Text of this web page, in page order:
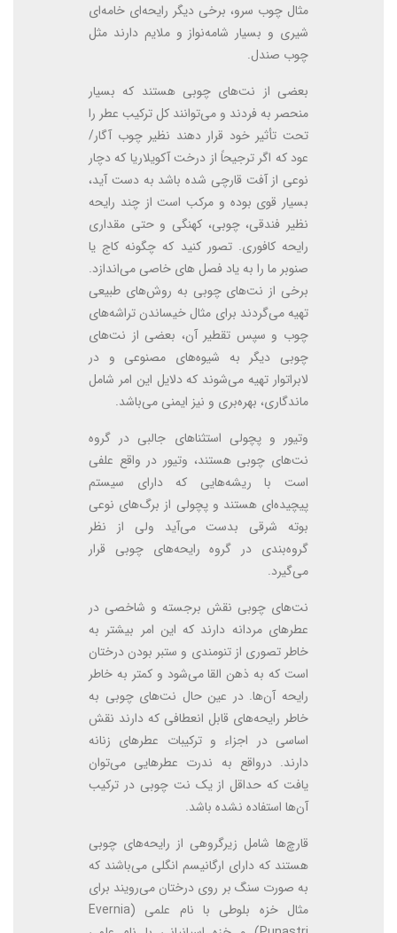
مثال چوب سرو، برخی دیگر رایحه‌ای خامه‌ای
شیری و بسیار شامه‌نواز و ملایم دارند مثل
چوب صندل.
بعضی از نت‌های چوبی هستند که بسیار
منحصر به فردند و می‌توانند کل ترکیب عطر را
تحت تأثیر خود قرار دهند نظیر چوب آگار/
عود که اگر ترجیحاً از درخت آکویلاریا که دچار
نوعی از آفت قارچی شده باشد به دست آید،
بسیار قوی بوده و مرکب است از چند رایحه
نظیر فندقی، چوبی، کهنگی و حتی مقداری
رایحه کافوری. تصور کنید که چگونه کاج یا
صنوبر ما را به یاد فصل های خاصی می‌اندازد.
برخی از نت‌های چوبی به روش‌های طبیعی
تهیه می‌گردند برای مثال خیساندن تراشه‌های
چوب و سپس تقطیر آن، بعضی از نت‌های
چوبی دیگر به شیوه‌های مصنوعی و در
لابراتوار تهیه می‌شوند که دلایل این امر شامل
ماندگاری، بهره‌بری و نیز ایمنی می‌باشد.
وتیور و پچولی استثناهای جالبی در گروه
نت‌های چوبی هستند، وتیور در واقع علفی
است با ریشه‌هایی که دارای سیستم
پیچیده‌ای هستند و پچولی از برگ‌های نوعی
بوته شرقی بدست می‌آید ولی از نظر
گروه‌بندی در گروه رایحه‌های چوبی قرار
می‌گیرد.
نت‌های چوبی نقش برجسته و شاخصی در
عطرهای مردانه دارند که این امر بیشتر به
خاطر تصوری از تنومندی و ستبر بودن درختان
است که به ذهن القا می‌شود و کمتر به خاطر
رایحه آن‌ها. در عین حال نت‌های چوبی به
خاطر رایحه‌های قابل انعطافی که دارند نقش
اساسی در اجزاء و ترکیبات عطرهای زنانه
دارند. درواقع به ندرت عطرهایی می‌توان
یافت که حداقل از یک نت چوبی در ترکیب
آن‌ها استفاده نشده باشد.
قارچ‌ها شامل زیرگروهی از رایحه‌های چوبی
هستند که دارای ارگانیسم انگلی می‌باشند که
به صورت سنگ بر روی درختان می‌رویند برای
مثال خزه بلوطی با نام علمی (Evernia